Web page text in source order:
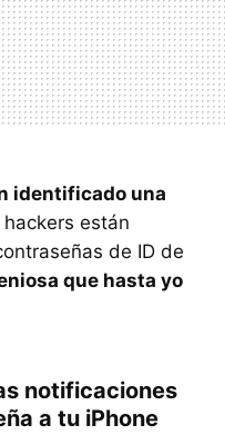
identificado una
están
de ID de
que hasta yo
notificaciones
a tu iPhone